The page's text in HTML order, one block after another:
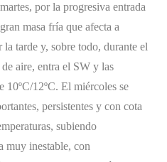
por la progresiva entrada
masa fría que afecta a
tarde y, sobre todo, durante el
aire, entra el SW y las
10ºC/12ºC. El miércoles se
persistentes y con cota
subiendo
muy inestable, con